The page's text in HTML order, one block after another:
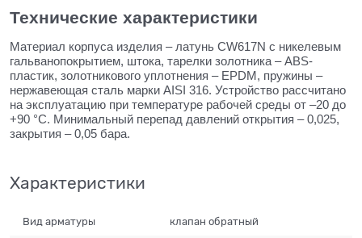
Технические характеристики
Материал корпуса изделия – латунь CW617N с никелевым
гальванопокрытием, штока, тарелки золотника – ABS-
пластик, золотникового уплотнения – EPDM, пружины –
нержавеющая сталь марки AISI 316. Устройство рассчитано
на эксплуатацию при температуре рабочей среды от –20 до
+90 °С. Минимальный перепад давлений открытия – 0,025,
закрытия – 0,05 бара.
Характеристики
Вид арматуры клапан обратный